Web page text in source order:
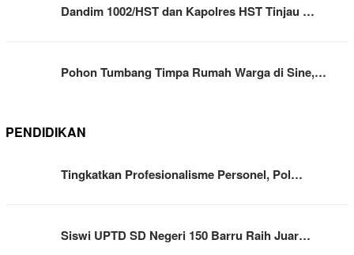
Dandim 1002/HST dan Kapolres HST Tinjau …
Pohon Tumbang Timpa Rumah Warga di Sine,…
PENDIDIKAN
Tingkatkan Profesionalisme Personel, Pol…
Siswi UPTD SD Negeri 150 Barru Raih Juar…